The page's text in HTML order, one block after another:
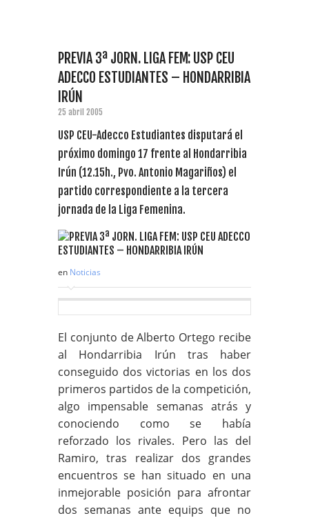
PREVIA 3ª JORN. LIGA FEM: USP CEU
ADECCO ESTUDIANTES – HONDARRIBIA
IRÚN
25 abril 2005
USP CEU-Adecco Estudiantes disputará el
próximo domingo 17 frente al Hondarribia
Irún (12.15h., Pvo. Antonio Magariños) el
partido correspondiente a la tercera
jornada de la Liga Femenina.
en Noticias
El conjunto de Alberto Ortego recibe
al Hondarribia Irún tras haber
conseguido dos victorias en los dos
primeros partidos de la competición,
algo impensable semanas atrás y
conociendo como se había
reforzado los rivales. Pero las del
Ramiro, tras realizar dos grandes
encuentros se han situado en una
inmejorable posición para afrontar
dos semanas ante equips que no